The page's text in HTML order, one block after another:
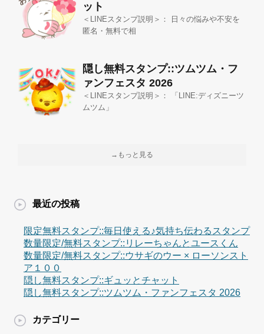
ット
＜LINEスタンプ説明＞： 日々の悩みや不安を
匿名・無料で相
隠し無料スタンプ::ツムツム・フ
ァンフェスタ 2026
＜LINEスタンプ説明＞： 「LINE:ディズニーツ
ムツム」
→もっと見る
最近の投稿
限定無料スタンプ::毎日使える♪気持ち伝わるスタンプ
数量限定/無料スタンプ::リレーちゃんとユースくん
数量限定/無料スタンプ::ウサギのウー × ローソンスト
ア１００
隠し無料スタンプ::ギュッとチャット
隠し無料スタンプ::ツムツム・ファンフェスタ 2026
カテゴリー